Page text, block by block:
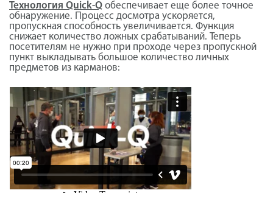
Технология Quick-Q обеспечивает еще более точное
обнаружение. Процесс досмотра ускоряется,
пропускная способность увеличивается. Функция
снижает количество ложных срабатываний. Теперь
посетителям не нужно при проходе через пропускной
пункт выкладывать большое количество личных
предметов из карманов: